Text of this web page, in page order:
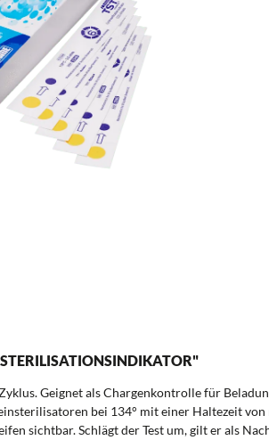
Geignet als Chargenkontrolle für
bei 134° mit einer Haltezeit
sichtbar. Schlägt der Test um, gilt er als